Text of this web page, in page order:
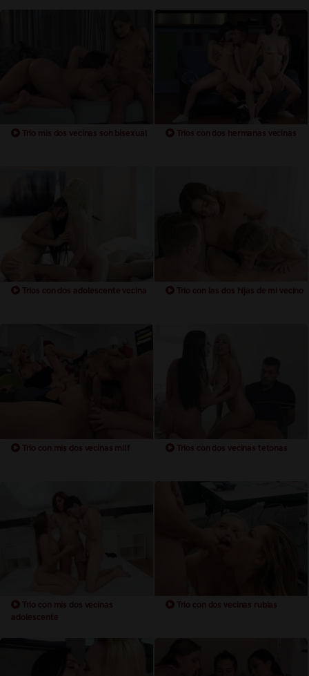
Trio mis dos vecinas son bisexual Trios con dos hermanas vecinas
Trios con dos adolescente vecina Trio con las dos hijas de mi vecino
Trio con mis dos vecinas milf Trios con dos vecinas tetonas
Trio con mis dos vecinas
adolescente
Trio con dos vecinas rubias